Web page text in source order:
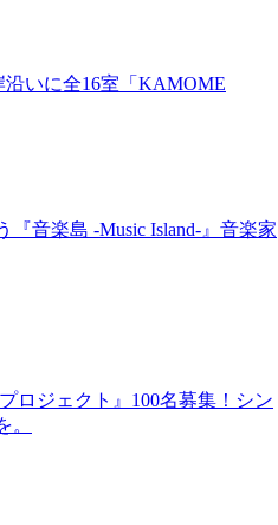
いに全16室「KAMOME
音楽島 -Music Island-』音楽家
ロジェクト』100名募集！シン
。